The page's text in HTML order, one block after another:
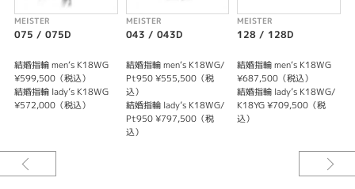
テイスト
結婚指輪 シンプル
性別
紹介文
MEISTER
075 / 075D
結婚指輪 men‘s K18WG
¥599,500（税込）
結婚指輪 lady’s K18WG
¥572,000（税込）
MEISTER
043 / 043D
結婚指輪 men‘s K18WG/
Pt950 ¥555,500（税
込）
結婚指輪 lady’s K18WG/
Pt950 ¥797,500（税
込）
MEISTER
128 / 128D
結婚指輪 men‘s K18WG
¥687,500（税込）
結婚指輪 lady’s K18WG/
K18YG ¥709,500（税
込）